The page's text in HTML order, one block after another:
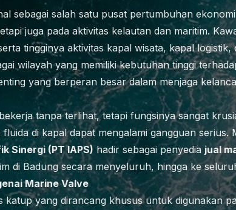
sebagai salah satu pusat pertumbuhan
juga pada aktivitas kelautan dan maritim.
tingginya aktivitas kapal wisata, kapal
wilayah yang memiliki kebutuhan tinggi
yang berperan besar dalam menjaga
tanpa terlihat, tetapi fungsinya sangat
di kapal dapat mengalami gangguan
Sinergi (PT IAPS) hadir sebagai penyedia jual
di Badung secara menyeluruh, hingga ke
Marine Valve
katup yang dirancang khusus untuk digunakan